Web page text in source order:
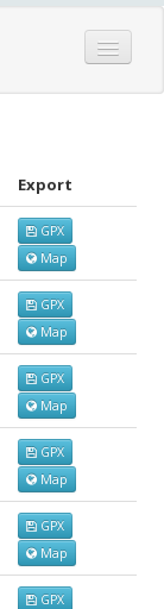
Export
GPX
Map
GPX
Map
GPX
Map
GPX
Map
GPX
Map
GPX